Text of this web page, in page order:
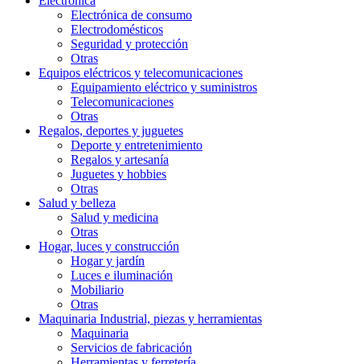
Electrónica de consumo
Electrodomésticos
Seguridad y protección
Otras
Equipos eléctricos y telecomunicaciones
Equipamiento eléctrico y suministros
Telecomunicaciones
Otras
Regalos, deportes y juguetes
Deporte y entretenimiento
Regalos y artesaní­a
Juguetes y hobbies
Otras
Salud y belleza
Salud y medicina
Otras
Hogar, luces y construcción
Hogar y jardín
Luces e iluminación
Mobiliario
Otras
Maquinaria Industrial, piezas y herramientas
Maquinaria
Servicios de fabricación